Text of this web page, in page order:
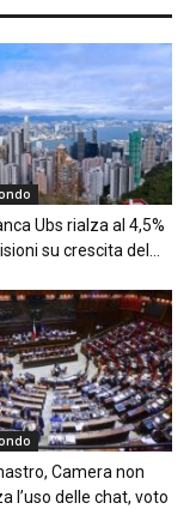
Ubs rialza al 4,5%
su crescita del...
Camera non
l’uso delle chat, voto